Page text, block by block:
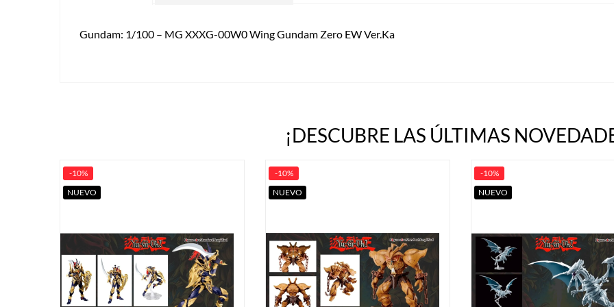
Gundam: 1/100 – MG XXXG-00W0 Wing Gundam Zero EW Ver.Ka
¡DESCUBRE LAS ÚLTIMAS
-10%
NUEVO
-10%
NUEVO
-10%
NUEVO